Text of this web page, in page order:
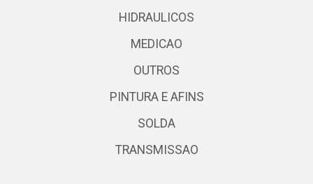
HIDRAULICOS
MEDICAO
OUTROS
PINTURA E AFINS
SOLDA
TRANSMISSAO